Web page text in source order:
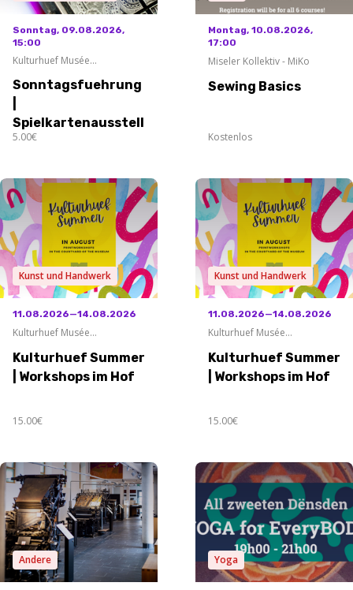
Sonntag, 09.08.2026,
15:00
Kulturhuef Musée
Sonntagsfuehrung
Spielkartenausstellung
5.00€
Montag, 10.08.2026,
17:00
Miseler Kollektiv - MiKo
Sewing Basics
Kostenlos
Kunst und Handwerk
11.08.2026—14.08.2026
Kulturhuef Musée
Kulturhuef Summer
| Workshops im Hof
15.00€
Kunst und Handwerk
11.08.2026—14.08.2026
Kulturhuef Musée
Kulturhuef Summer
| Workshops im Hof
15.00€
Andere Yoga